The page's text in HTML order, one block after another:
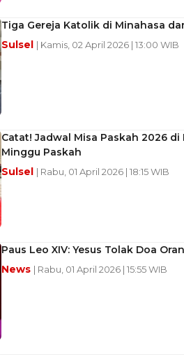
Tiga Gereja Katolik di Minahasa
Sulsel | Kamis, 02 April 2026 | 13:00 WIB
Catat! Jadwal Misa Paskah 2026
Minggu Paskah
Sulsel | Rabu, 01 April 2026 | 18:15 WIB
Paus Leo XIV: Yesus Tolak Doa
News | Rabu, 01 April 2026 | 15:55 WIB